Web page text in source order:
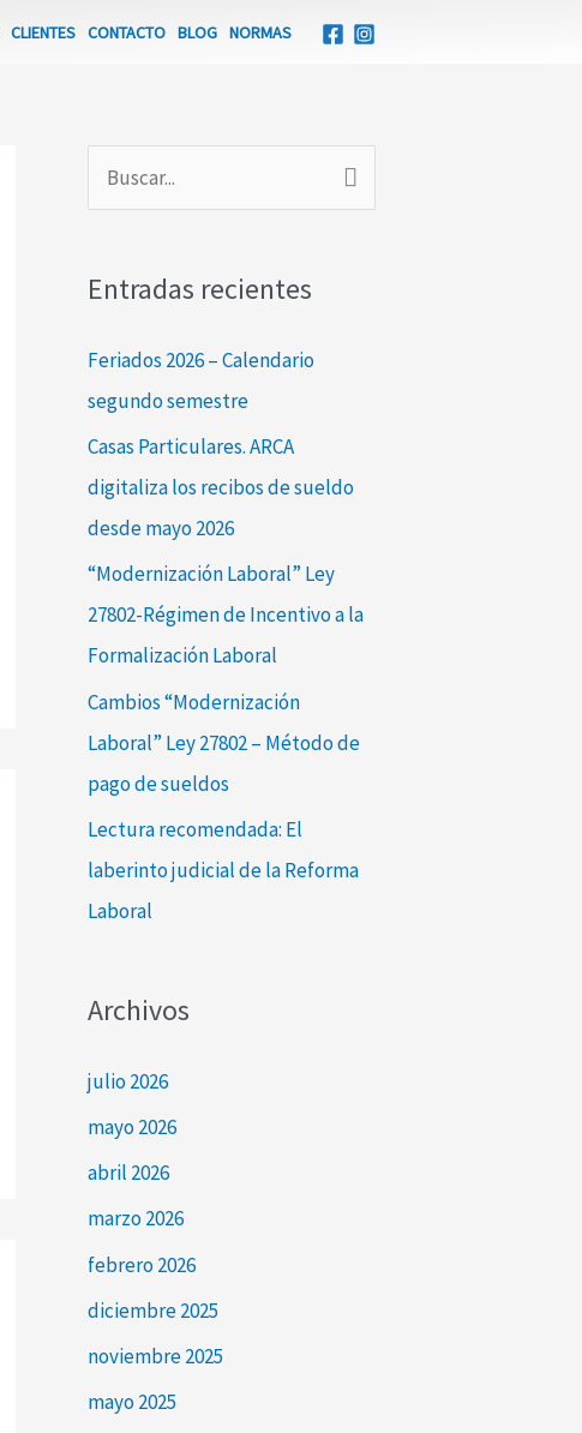
CLIENTES CONTACTO BLOG NORMAS
c
a
Entradas recientes
Feriados 2026 – Calendario
segundo semestre
Casas Particulares. ARCA
digitaliza los recibos de sueldo
desde mayo 2026
“Modernización Laboral” Ley
27802-Régimen de Incentivo a la
Formalización Laboral
Cambios “Modernización
Laboral” Ley 27802 – Método de
pago de sueldos
Lectura recomendada: El
laberinto judicial de la Reforma
Laboral
Archivos
julio 2026
mayo 2026
abril 2026
marzo 2026
febrero 2026
diciembre 2025
noviembre 2025
mayo 2025